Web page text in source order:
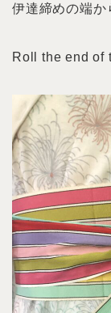
伊達締めの端か
Roll the end of